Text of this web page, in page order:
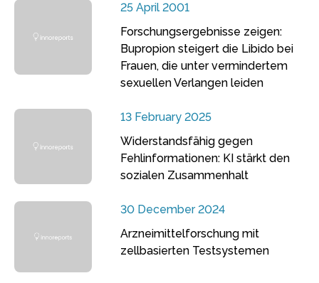
25 April 2001
Forschungsergebnisse zeigen:
Bupropion steigert die Libido bei
Frauen, die unter vermindertem
sexuellen Verlangen leiden
13 February 2025
Widerstandsfähig gegen
Fehlinformationen: KI stärkt den
sozialen Zusammenhalt
30 December 2024
Arzneimittelforschung mit
zellbasierten Testsystemen